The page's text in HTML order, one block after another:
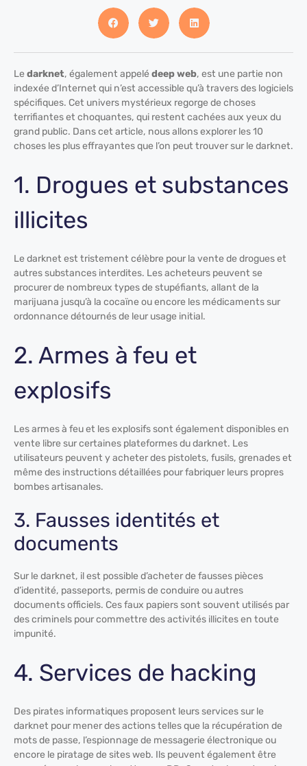
Le darknet, également appelé deep web, est une partie non
indexée d’Internet qui n’est accessible qu’à travers des logiciels
spécifiques. Cet univers mystérieux regorge de choses
terrifiantes et choquantes, qui restent cachées aux yeux du
grand public. Dans cet article, nous allons explorer les 10
choses les plus effrayantes que l’on peut trouver sur le darknet.
1. Drogues et substances
illicites
Le darknet est tristement célèbre pour la vente de drogues et
autres substances interdites. Les acheteurs peuvent se
procurer de nombreux types de stupéfiants, allant de la
marijuana jusqu’à la cocaïne ou encore les médicaments sur
ordonnance détournés de leur usage initial.
2. Armes à feu et
explosifs
Les armes à feu et les explosifs sont également disponibles en
vente libre sur certaines plateformes du darknet. Les
utilisateurs peuvent y acheter des pistolets, fusils, grenades et
même des instructions détaillées pour fabriquer leurs propres
bombes artisanales.
3. Fausses identités et
documents
Sur le darknet, il est possible d’acheter de fausses pièces
d’identité, passeports, permis de conduire ou autres
documents officiels. Ces faux papiers sont souvent utilisés par
des criminels pour commettre des activités illicites en toute
impunité.
4. Services de hacking
Des pirates informatiques proposent leurs services sur le
darknet pour mener des actions telles que la récupération de
mots de passe, l’espionnage de messagerie électronique ou
encore le piratage de sites web. Ils peuvent également être